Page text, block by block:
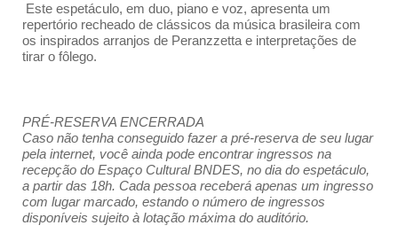
Este espetáculo, em duo, piano e voz, apresenta um
repertório recheado de clássicos da música brasileira com
os inspirados arranjos de Peranzzetta e interpretações de
tirar o fôlego.
PRÉ-RESERVA ENCERRADA
Caso não tenha conseguido fazer a pré-reserva de seu lugar
pela internet, você ainda pode encontrar ingressos na
recepção do Espaço Cultural BNDES, no dia do espetáculo,
a partir das 18h. Cada pessoa receberá apenas um ingresso
com lugar marcado, estando o número de ingressos
disponíveis sujeito à lotação máxima do auditório.